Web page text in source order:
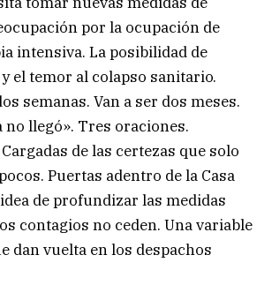
por la ocupación de
intensiva. La posibilidad de
el temor al colapso sanitario.
semanas. Van a ser dos meses.
no llegó». Tres oraciones.
de las certezas que solo
Puertas adentro de la Casa
de profundizar las medidas
contagios no ceden. Una variable
dan vuelta en los despachos